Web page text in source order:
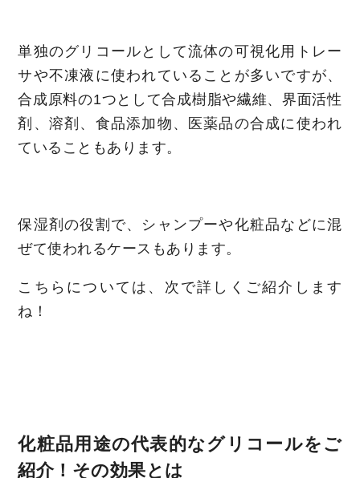
単独のグリコールとして流体の可視化用トレー
サや不凍液に使われていることが多いですが、
合成原料の1つとして合成樹脂や繊維、界面活性
剤、溶剤、食品添加物、医薬品の合成に使われ
ていることもあります。
保湿剤の役割で、シャンプーや化粧品などに混
ぜて使われるケースもあります。
こちらについては、次で詳しくご紹介します
ね！
化粧品用途の代表的なグリコールをご
紹介！その効果とは